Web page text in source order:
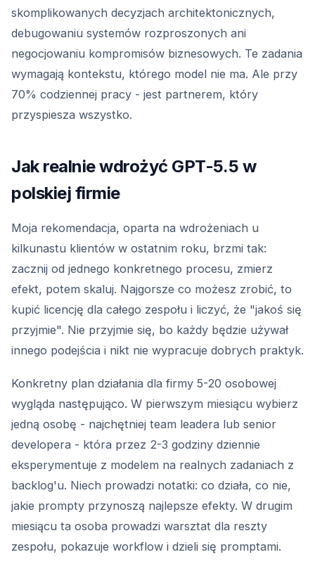
skomplikowanych decyzjach architektonicznych,
debugowaniu systemów rozproszonych ani
negocjowaniu kompromisów biznesowych. Te zadania
wymagają kontekstu, którego model nie ma. Ale przy
70% codziennej pracy - jest partnerem, który
przyspiesza wszystko.
Jak realnie wdrożyć GPT-5.5 w
polskiej firmie
Moja rekomendacja, oparta na wdrożeniach u
kilkunastu klientów w ostatnim roku, brzmi tak:
zacznij od jednego konkretnego procesu, zmierz
efekt, potem skaluj. Najgorsze co możesz zrobić, to
kupić licencję dla całego zespołu i liczyć, że "jakoś się
przyjmie". Nie przyjmie się, bo każdy będzie używał
innego podejścia i nikt nie wypracuje dobrych praktyk.
Konkretny plan działania dla firmy 5-20 osobowej
wygląda następująco. W pierwszym miesiącu wybierz
jedną osobę - najchętniej team leadera lub senior
developera - która przez 2-3 godziny dziennie
eksperymentuje z modelem na realnych zadaniach z
backlog'u. Niech prowadzi notatki: co działa, co nie,
jakie prompty przynoszą najlepsze efekty. W drugim
miesiącu ta osoba prowadzi warsztat dla reszty
zespołu, pokazuje workflow i dzieli się promptami.